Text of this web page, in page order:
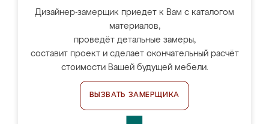
Дизайнер-замерщик приедет к Вам с каталогом
материалов,
проведёт детальные замеры,
составит проект и сделает окончательный расчёт
стоимости Вашей будущей мебели.
ВЫЗВАТЬ ЗАМЕРЩИКА